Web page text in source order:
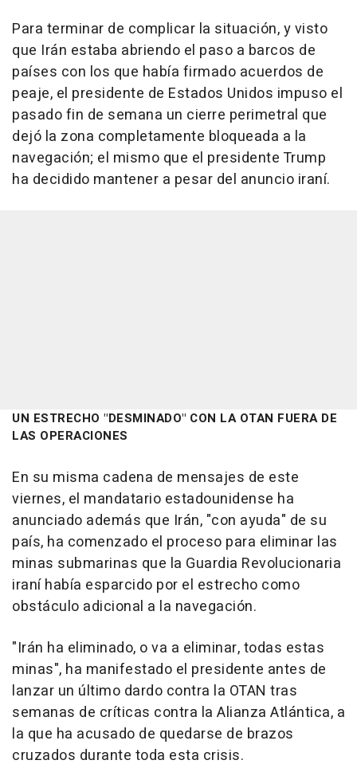
Para terminar de complicar la situación, y visto
que Irán estaba abriendo el paso a barcos de
países con los que había firmado acuerdos de
peaje, el presidente de Estados Unidos impuso el
pasado fin de semana un cierre perimetral que
dejó la zona completamente bloqueada a la
navegación; el mismo que el presidente Trump
ha decidido mantener a pesar del anuncio iraní.
UN ESTRECHO "DESMINADO" CON LA OTAN FUERA DE
LAS OPERACIONES
En su misma cadena de mensajes de este
viernes, el mandatario estadounidense ha
anunciado además que Irán, "con ayuda" de su
país, ha comenzado el proceso para eliminar las
minas submarinas que la Guardia Revolucionaria
iraní había esparcido por el estrecho como
obstáculo adicional a la navegación.
"Irán ha eliminado, o va a eliminar, todas estas
minas", ha manifestado el presidente antes de
lanzar un último dardo contra la OTAN tras
semanas de críticas contra la Alianza Atlántica, a
la que ha acusado de quedarse de brazos
cruzados durante toda esta crisis.